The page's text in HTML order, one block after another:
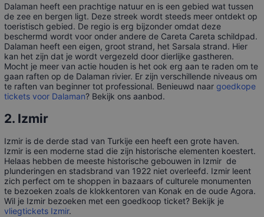
Dalaman heeft een prachtige natuur en is een gebied wat tussen
de zee en bergen ligt. Deze streek wordt steeds meer ontdekt op
toeristisch gebied. De regio is erg bijzonder omdat deze
beschermd wordt voor onder andere de Careta Careta schildpad.
Dalaman heeft een eigen, groot strand, het Sarsala strand. Hier
kan het zijn dat je wordt vergezeld door dierlijke gastheren.
Mocht je meer van actie houden is het ook erg aan te raden om te
gaan raften op de Dalaman rivier. Er zijn verschillende niveaus om
te raften van beginner tot professional. Benieuwd naar goedkope
tickets voor Dalaman? Bekijk ons aanbod.
2. Izmir
Izmir is de derde stad van Turkije een heeft een grote haven.
Izmir is een moderne stad die zijn historische elementen koestert.
Helaas hebben de meeste historische gebouwen in Izmir de
plunderingen en stadsbrand van 1922 niet overleefd. Izmir leent
zich perfect om te shoppen in bazaars of culturele monumenten
te bezoeken zoals de klokkentoren van Konak en de oude Agora.
Wil je Izmir bezoeken met een goedkoop ticket? Bekijk je
vliegtickets Izmir.